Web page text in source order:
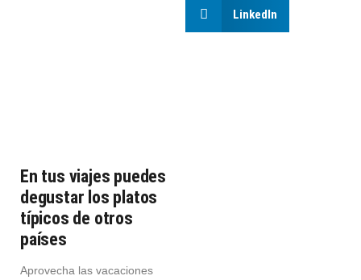
En tus viajes puedes
degustar los platos
típicos de otros
países
Aprovecha las vacaciones
LinkedIn